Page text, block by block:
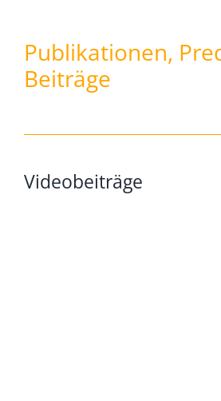
Publikationen,
Beiträge
Videobeiträge